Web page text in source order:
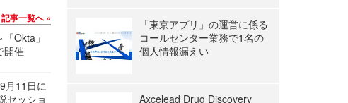
記事一覧へ
Okta」
開催
月11日に
セッショ
「東京アプリ」の運営に係る
コールセンター業務で1名の
個人情報漏えい
Axcelead Drug Discovery